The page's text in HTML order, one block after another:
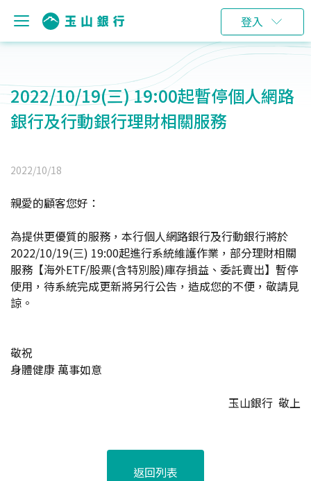
登入
2022/10/19(三) 19:00起暫停個人網路
銀行及行動銀行理財相關服務
2022/10/18
親愛的顧客您好：
為提供更優質的服務，本行個人網路銀行及行動銀行將於
2022/10/19(三) 19:00起進行系統維護作業，部分理財相關
服務【海外ETF/股票(含特別股)庫存損益、委託賣出】暫停
使用，待系統完成更新將另行公告，造成您的不便，敬請見
諒。
敬祝
身體健康 萬事如意
玉山銀行 敬上
返回列表